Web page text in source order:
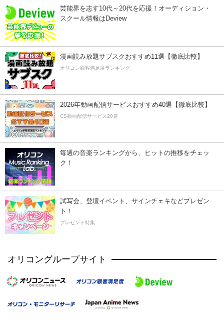
芸能界を志す10代～20代を応援！オーディション・
スクール情報はDeview
漫画読み放題サブスクおすすめ11選【徹底比較】
オリコン顧客満足度ランキング
2026年動画配信サービスおすすめ40選【徹底比較】
CS動画配信サービス20選
毎週の音楽ランキングから、ヒットの推移をチェッ
ク！
試写会、登壇イベント、サインチェキなどプレゼン
ト！
プレゼント特集
オリコングループサイト